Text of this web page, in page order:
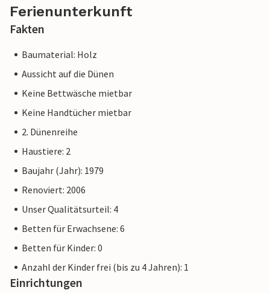
Ferienunterkunft
Fakten
Baumaterial: Holz
Aussicht auf die Dünen
Keine Bettwäsche mietbar
Keine Handtücher mietbar
2. Dünenreihe
Haustiere: 2
Baujahr (Jahr): 1979
Renoviert: 2006
Unser Qualitätsurteil: 4
Betten für Erwachsene: 6
Betten für Kinder: 0
Anzahl der Kinder frei (bis zu 4 Jahren): 1
Einrichtungen